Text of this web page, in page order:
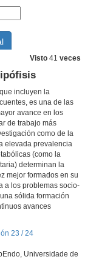
Visto 41 veces
incluyen la
es una de las
avance en los
de trabajo más
como de la
elevada prevalencia
(como la
determinan la
mejor formados en su
a los problemas socio-
sólida formación
avances
23 / 24
Universidade de
ENDOCRINOLOGÍA BÁSICA Y CLÍNICA: Sistema Endocrino conceptos generales I